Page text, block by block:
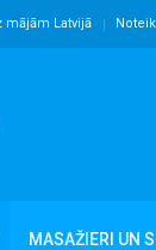
mājām Latvijā
MASAŽIERI UN